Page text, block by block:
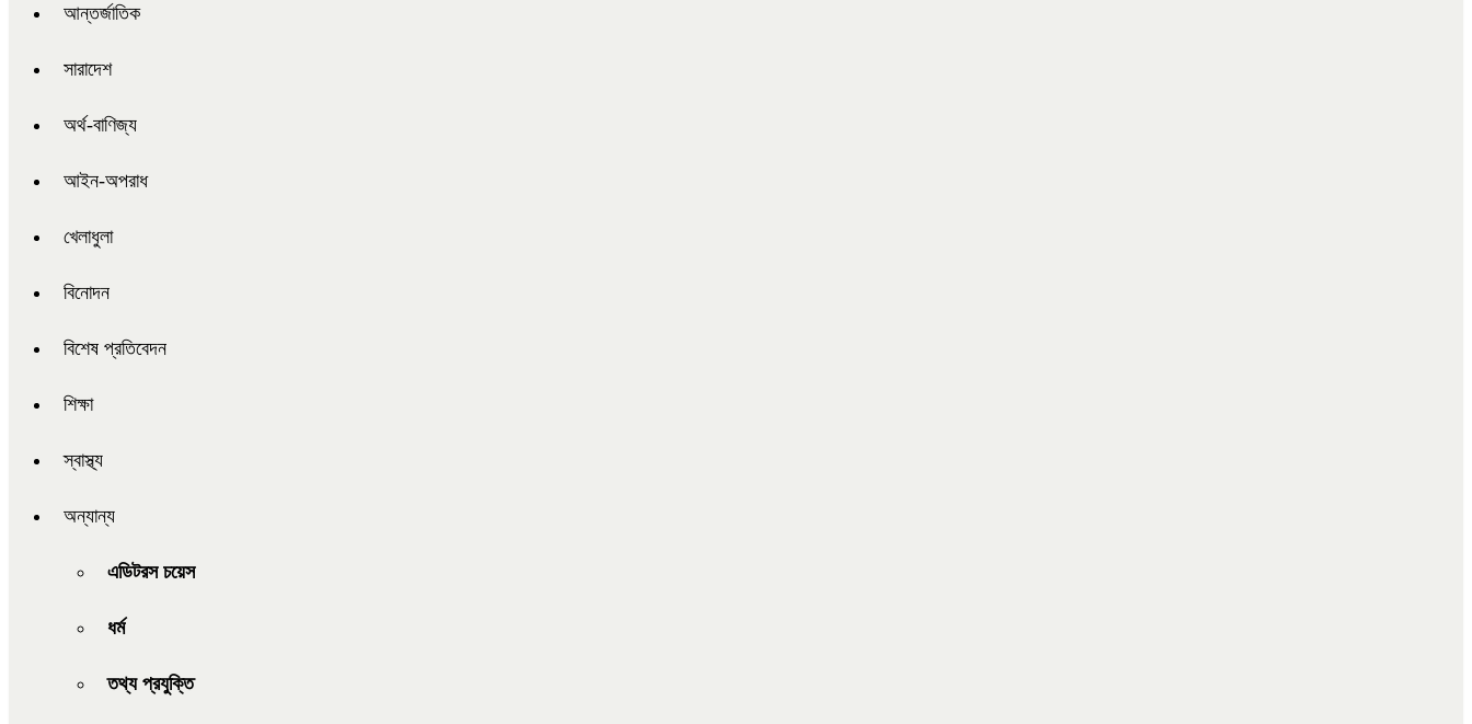
আন্তর্জাতিক
সারাদেশ
অর্থ-বাণিজ্য
আইন-অপরাধ
খেলাধুলা
বিনোদন
বিশেষ প্রতিবেদন
শিক্ষা
স্বাস্থ্য
অন্যান্য
এডিটরস চয়েস
ধর্ম
তথ্য প্রযুক্তি